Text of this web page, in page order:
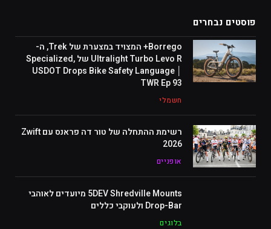
פוסטים נבחרים
Borrego+ המצויד במצערת של Trek, ה-
Ultralight Turbo Levo R של Specialized,
USDOT Drops Bike Safety Language │
TWR Ep 93
חשמלי
רשימת ההתחלה של טור דה פראנס עם Zwift
2026
אופניים
5DEV Shredville Mounts מיועדים לאוהבי
Drop-Bar ולעוקבי כללים
בלוגים